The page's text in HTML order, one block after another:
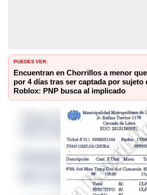
PUEDES VER:
Encuentran en Chorrillos a menor
por 4 días tras ser captada por sujeto
Roblox: PNP busca al implicado